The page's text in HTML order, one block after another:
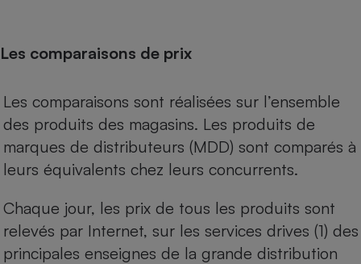
Les comparaisons de prix
Les comparaisons sont réalisées sur l’ensemble
des produits des magasins. Les produits de
marques de distributeurs (MDD) sont comparés à
leurs équivalents chez leurs concurrents.
Chaque jour, les prix de tous les produits sont
relevés par Internet, sur les services drives (1) des
principales enseignes de la grande distribution